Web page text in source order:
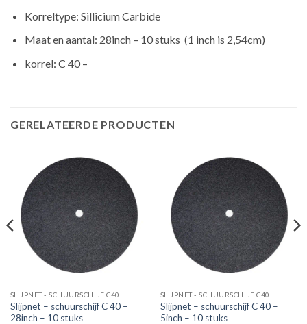
Korreltype: Sillicium Carbide
Maat en aantal: 28inch – 10 stuks (1 inch is 2,54cm)
korrel: C 40 –
GERELATEERDE PRODUCTEN
SLIJPNET - SCHUURSCHIJF C40
Slijpnet – schuurschijf C 40 –
28inch – 10 stuks
SLIJPNET - SCHUURSCHIJF C40
Slijpnet – schuurschijf C 40 –
5inch – 10 stuks